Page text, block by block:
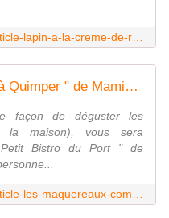
Les maquereaux " Comme à Quimper " de Mamigoz - Chez Mamigoz
façon de déguster les
la maison), vous sera
Bistro du Port " de